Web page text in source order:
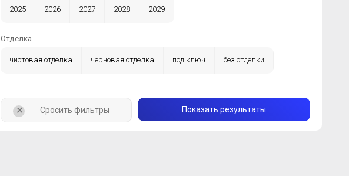
2025 2026 2027 2028 2029
Отделка
чистовая отделка черновая отделка под ключ без отделки
Показать результаты
+ Сросить фильтры